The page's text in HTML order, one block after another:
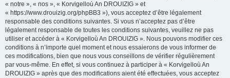
« notre », « nos », « Korvigelloù An DROUIZIG » et
« https://www.drouizig.org/phpBB3 »), vous acceptez d’être légalement
responsable des conditions suivantes. Si vous n’acceptez pas d’être
légalement responsable de toutes les conditions suivantes, veuillez ne pas
utiliser et accéder à « Korvigelloù An DROUIZIG ». Nous pouvons modifier ces
conditions à n’importe quel moment et nous essaierons de vous informer de
ces modifications, bien que nous vous conseillons de vérifier régulièrement
par vous-même. En effet, si vous continuez à participer à « Korvigelloù An
DROUIZIG » après que des modifications aient été effectuées, vous acceptez